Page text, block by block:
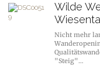
Wilde
Nicht mehr
"Steig"…